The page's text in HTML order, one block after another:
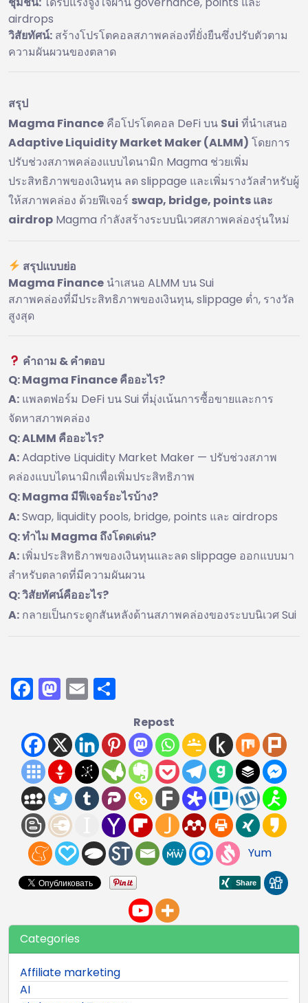
airdrops
วิสัยทัศน์: สร้างโปรโตคอลสภาพคล่องที่ยั่งยืนซึ่งปรับตัวตาม
ความผันผวนของตลาด
สรุป
Magma Finance คือโปรโตคอล DeFi บน Sui ที่นำเสนอ
Adaptive Liquidity Market Maker (ALMM) โดยการ
ปรับช่วงสภาพคล่องแบบไดนามิก Magma ช่วยเพิ่ม
ประสิทธิภาพของเงินทุน ลด slippage และเพิ่มรางวัลสำหรับผู้
ให้สภาพคล่อง ด้วยฟีเจอร์ swap, bridge, points และ
airdrop Magma กำลังสร้างระบบนิเวศสภาพคล่องรุ่นใหม่
สรุปแบบย่อ
Magma Finance นำเสนอ ALMM บน Sui
สภาพคล่องที่มีประสิทธิภาพของเงินทุน, slippage ต่ำ, รางวัล
สูงสุด
คำถาม & คำตอบ
Q: Magma Finance คืออะไร?
A: แพลตฟอร์ม DeFi บน Sui ที่มุ่งเน้นการซื้อขายและการ
จัดหาสภาพคล่อง
Q: ALMM คืออะไร?
A:Adaptive Liquidity Market Maker — ปรับช่วงสภาพ
คล่องแบบไดนามิกเพื่อเพิ่มประสิทธิภาพ
Q: Magma มีฟีเจอร์อะไรบ้าง?
A:Swap, liquidity pools, bridge, points และ airdrops
Q: ทำไม Magma ถึงโดดเด่น?
A: เพิ่มประสิทธิภาพของเงินทุนและลด slippage ออกแบบมา
สำหรับตลาดที่มีความผันผวน
Q: วิสัยทัศน์คืออะไร?
A: กลายเป็นกระดูกสันหลังด้านสภาพคล่องของระบบนิเวศ Sui
Facebook
Mastodon
Email
Repost
Yum
Categories
Affiliate marketing
AI